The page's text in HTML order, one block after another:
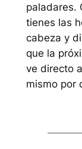
paladares.
tienes las
cabeza y
que la
ve directo
mismo por